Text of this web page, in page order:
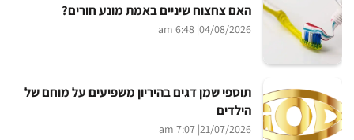
האם צחצוח שיניים באמת מונע חורים?
04/08/2026
| 6:48 am
תוספי שמן דגים בהיריון משפיעים על מוחם של
הילדים
21/07/2026
| 7:07 am